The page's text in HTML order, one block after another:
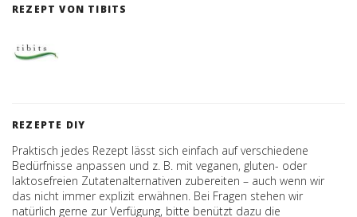
REZEPT VON TIBITS
REZEPTE DIY
Praktisch jedes Rezept lässt sich einfach auf verschiedene
Bedürfnisse anpassen und z. B. mit veganen, gluten- oder
laktosefreien Zutatenalternativen zubereiten – auch wenn wir
das nicht immer explizit erwähnen. Bei Fragen stehen wir
natürlich gerne zur Verfügung, bitte benützt dazu die